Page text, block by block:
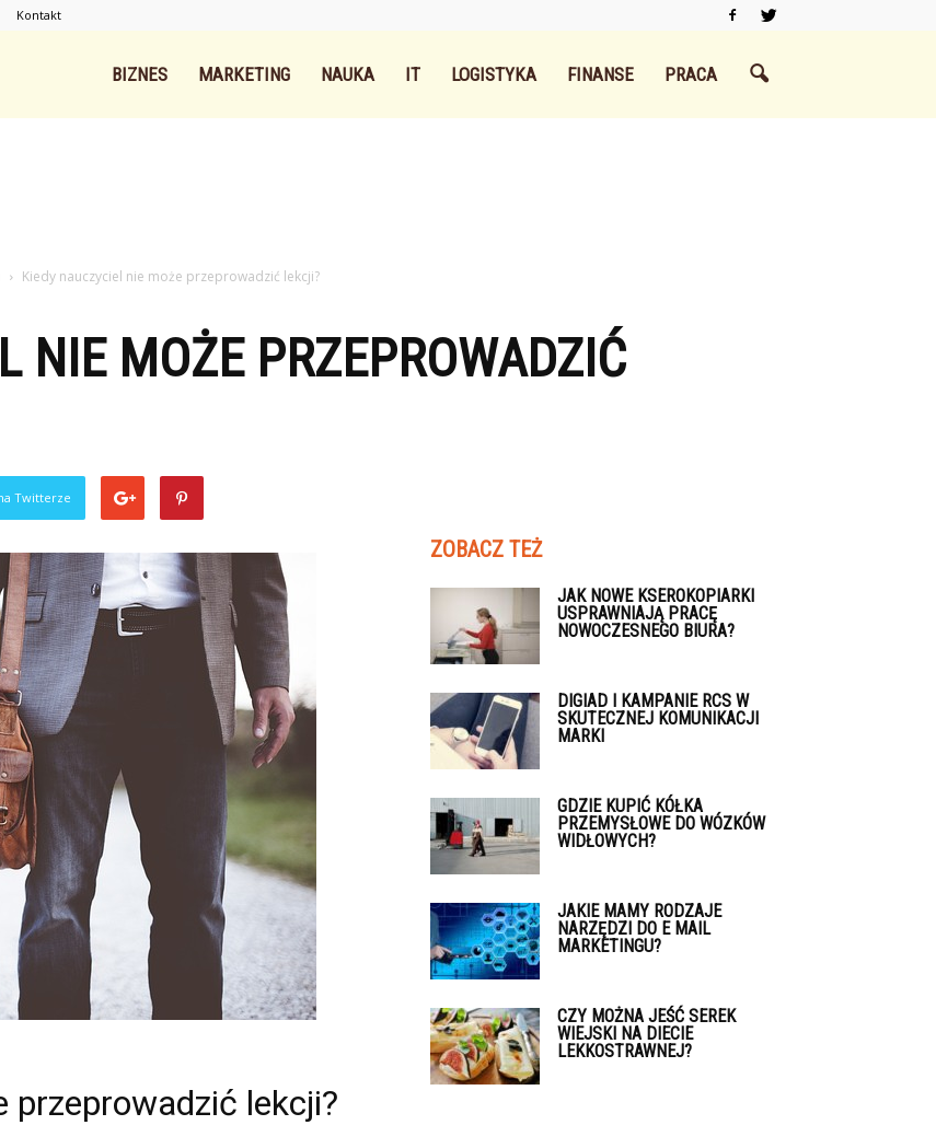
Kontakt
BIZNES MARKETING NAUKA IT LOGISTYKA FINANSE PRACA
Kiedy nauczyciel nie może przeprowadzić lekcji?
NIE MOŻE PRZEPROWADZIĆ
Twitterze
przeprowadzić lekcji?
ZOBACZ TEŻ
JAK NOWE KSEROKOPIARKI
USPRAWNIAJĄ PRACĘ
NOWOCZESNEGO BIURA?
DIGIAD I KAMPANIE RCS W
SKUTECZNEJ KOMUNIKACJI
MARKI
GDZIE KUPIĆ KÓŁKA
PRZEMYSŁOWE DO WÓZKÓW
WIDŁOWYCH?
JAKIE MAMY RODZAJE
NARZĘDZI DO E MAIL
MARKETINGU?
CZY MOŻNA JEŚĆ SEREK
WIEJSKI NA DIECIE
LEKKOSTRAWNEJ?